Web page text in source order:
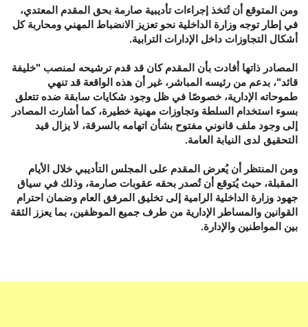
ومن المتوقع أن تُتخذ إجراءات تأديبية صارمة بحق المقدم المعتدي،
في إطار توجه وزارة الداخلية نحو تعزيز الانضباط المهني ومحاربة كل
أشكال التجاوزات داخل الإدارات الترابية.
المصادر ذاتها أفادت بأن المقدم كان قد قدم ترشيحه لمنصب "خليفة
قائد"، بدعم من رئيسه المباشر، غير أن هذه الواقعة قد تنهي
طموحاته الإدارية، خصوصًا في ظل وجود شكايات سابقة ضده تتعلق
بسوء استخدام السلطة وتجاوزات مهنية خطيرة، كما أشارت المصادر
إلى وجود ملف قانوني مفتوح بشأن اتهامه بالسرقة، لا يزال قيد
التحقيق لدى النيابة العامة.
ومن المنتظر أن يُعرض المقدم على المجلس التأديبي خلال الأيام
المقبلة، حيث يُتوقع أن تُصدر بحقه عقوبات صارمة، وذلك في سياق
جهود وزارة الداخلية الرامية إلى تخليق المرفق العام وضمان احترام
القوانين والمساطر الإدارية من طرف جميع الموظفين، بما يعزز الثقة
بين المواطنين والإدارة.